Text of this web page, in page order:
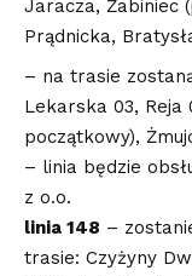
Jaracza, Żabiniec
Prądnicka,
– na trasie
Lekarska 03, Reja
początkowy),
– linia będzie
z o.o.
linia 148 –
trasie: Czyżyny